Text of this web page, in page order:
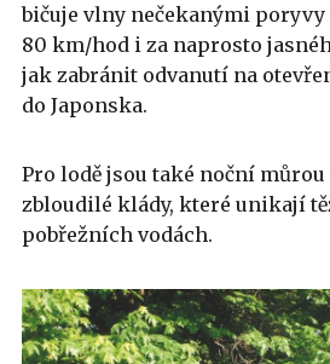
bičuje vlny nečekanými
80 km/hod i za naprosto
jak zabránit odvanutí na
do Japonska.
Pro lodě jsou také noční můrou
zbloudilé klády, které unikají
pobřežních vodách.